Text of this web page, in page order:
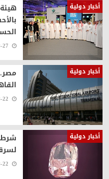
أخبار دولية
أخبار دولية
أخبار دولية